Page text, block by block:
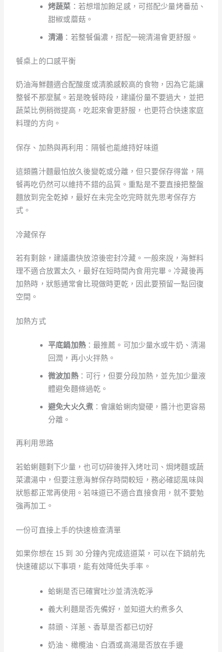
烤蔬菜 ：若想增加飽足感，可搭配少量烤番茄、
甜椒或蘑菇。
清湯 ：若整餐偏濃，搭配一碗清湯會更舒服。
餐桌上的口感平衡
奶油海鮮麵適合配酸度或清脆感較高的食物，因為它能讓
整餐不那麼膩。若是晚餐時段，建議份量不要過大，並把
蔬菜比例稍微提高，吃起來會更舒服，也更符合快速家庭
料理的方向。
保存、加熱與再利用：隔餐也能維持好味道
這類醬汁麵最怕放久後變乾或分離，但只要保存得當，隔
餐再吃仍然可以維持不錯的品質。重點是不要直接把整盤
麵放到完全乾掉，最好在未完全吃完時就先思考保存方
式。
冷藏保存
若有剩餘，建議盡快放涼後密封冷藏。一般來說，海鮮料
理不適合放置太久，最好在短時間內食用完畢。冷藏後再
加熱時，狀態通常會比現做時更乾，因此要預留一點回復
空間。
加熱方式
平底鍋加熱：最推薦。可加少量水或牛奶、清湯
回潤，再小火拌熱。
微波加熱：可行，但要分段加熱，並先加少量液
體避免麵條過乾。
避免大火久煮 ：會讓蛤蜊肉變硬，醬汁也更容易
分離。
再利用思路
若蛤蜊麵剩下少量，也可切碎後拌入烤吐司、焗烤麵或蔬
菜濃湯中，但要注意海鮮保存時間較短，務必確認風味與
狀態都正常再使用。若味道已不適合直接食用，就不要勉
強再加工。
一份可直接上手的快速檢查清單
如果你想在 15 到 30 分鐘內完成這道菜，可以在下鍋前先
快速確認以下事項，能有效降低失手率。
蛤蜊是否已確實吐沙並清洗乾淨
義大利麵是否先備好，並知道大約煮多久
蒜頭、洋蔥、香草是否都已切好
奶油、橄欖油、白酒或高湯是否放在手邊